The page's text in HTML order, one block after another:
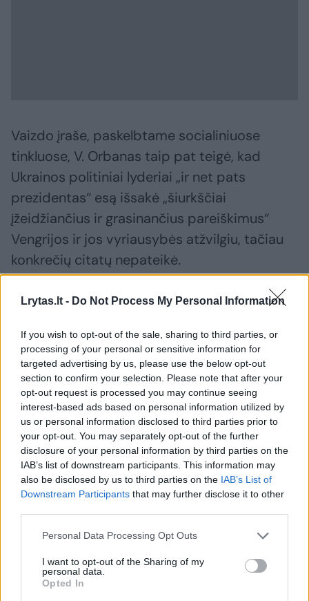
Lrytas.lt - Do Not Process My Personal Information
If you wish to opt-out of the sale, sharing to third parties, or
processing of your personal or sensitive information for
targeted advertising by us, please use the below opt-out
section to confirm your selection. Please note that after your
opt-out request is processed you may continue seeing
interest-based ads based on personal information utilized by
us or personal information disclosed to third parties prior to
your opt-out. You may separately opt-out of the further
disclosure of your personal information by third parties on the
IAB’s list of downstream participants. This information may
also be disclosed by us to third parties on the IAB’s List of
Downstream Participants that may further disclose it to other
Personal Data Processing Opt Outs
I want to opt-out of the Sharing of my
personal data.
Opted In
Vaizdo įraše, paskelbtame socialiniuose
tinkluose, V. Orbanas taip pat teigė, kad
Ukrainos politiniai lyderiai „ir net pats
prezidentas“ esą išsakė „šiurkščiai
įžeidžiančius ir grasinančius pareiškimus“
Vengrijos ir jos vyriausybės atžvilgiu, tačiau
konkrečių citatų nepateikė.
Šis žingsnis – naujausias plataus masto
kampanijos etapas, kurią V. Orbanas
suintensyvino artėjant rinkimams. Vengrijos
premjeras bando įtikinti rinkėjus, esą Ukraina,
kariaujanti su Rusija, kelia grėsmę šalies
saugumui ir suverenitetui.
Smunkant dešiniosios nacionalistinės
partijos „Fidesz“ reitingams — apklausos
rodo, kad ji nuo opozicijos atsilieka dviženkliu
skirtumu — V. Orbanas ne kartą teigė, kad
pralaimėjimo atveju vengrai esą bus
„prievarta įtraukti į karą“ Ukrainoje. Šie
teiginiai taip pat nėra pagrįsti įrodymais.